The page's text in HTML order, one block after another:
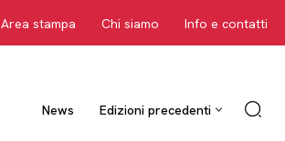
Area stampa Chi siamo Info e contatti
News Edizioni precedenti